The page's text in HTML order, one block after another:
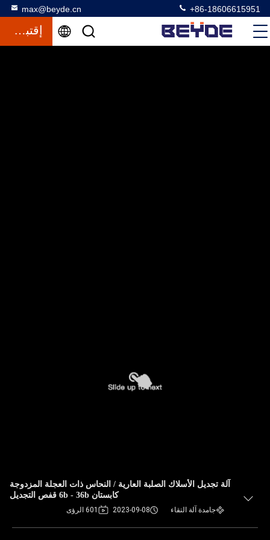
max@beyde.cn +86-18606615951
إقتباس
آلة تجديل الأسلاك الصلبة العارية / النحاس ذات العجلة المزدوجة
كابستان 6b - 36b قفص التجديل
جامدة آلة التقاء 2023-09-08 601 الرؤى